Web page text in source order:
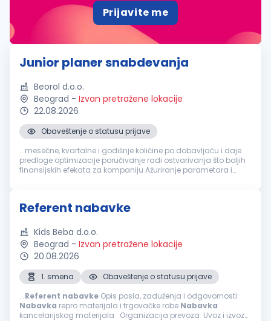
Prijavite me
Junior planer snabdevanja
Beorol d.o.o.
Beograd - Izvan pretražene lokacije
22.08.2026
Obaveštenje o statusu prijave
...mesečne, kvartalne i godišnje količine po dobavljaču i daje
predloge optimizacije poručivanje radi ostvarivanja što boljih
finansijskih efekata za kompaniju Ažuriranje parametara i
Referent nabavke
Kids Beba d.o.o.
Beograd - Izvan pretražene lokacije
20.08.2026
1. smena
Obaveštenje o statusu prijave
...Referent nabavke Opis posla, zaduženja i odgovornosti:
Nabavka repro materijala i trgovačke robe Nabavka
kancelarijskog materijala Organizacija prevoza Uvoz i izvoz